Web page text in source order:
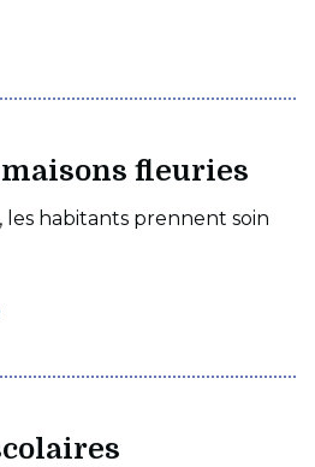
fleuries
les habitants prennent soin